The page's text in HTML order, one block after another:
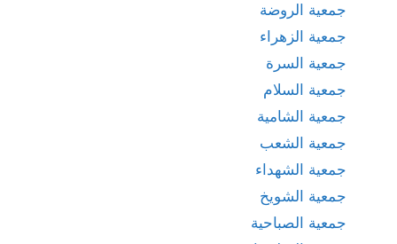
جمعية الروضة
جمعية الزهراء
جمعية السرة
جمعية السلام
جمعية الشامية
جمعية الشعب
جمعية الشهداء
جمعية الشويخ
جمعية الصباحية